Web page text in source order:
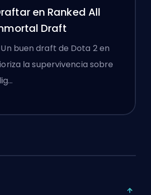
en Ranked All
Draft
Un buen draft de Dota 2 en
la supervivencia sobre